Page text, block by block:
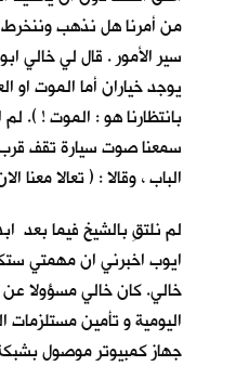
من أمرنا هل نذهب وننخرط
سير الأمور . قال لي خالي
يوجد خياران أما الموت او
بانتظارنا هو : الموت ! ).
سمعنا صوت سيارة تقف قرب
الباب ، وقالا : ( تعالا معنا
لم نلتقِ بالشيخ فيما بعد
ايوب اخبرني ان مهمتي
خالي. كان خالي مسؤولا
اليومية و تأمين مستلزمات
جهاز كمبيوتر موصول بشبكة